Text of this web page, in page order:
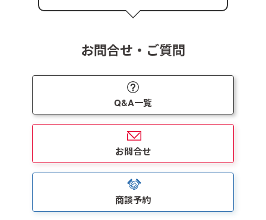
お問合せ・ご質問
Q&A一覧
お問合せ
商談予約